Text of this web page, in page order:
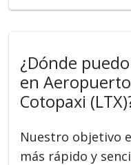
¿Dónde
en
Cotopaxi
Nuestro objetivo
más rápido y